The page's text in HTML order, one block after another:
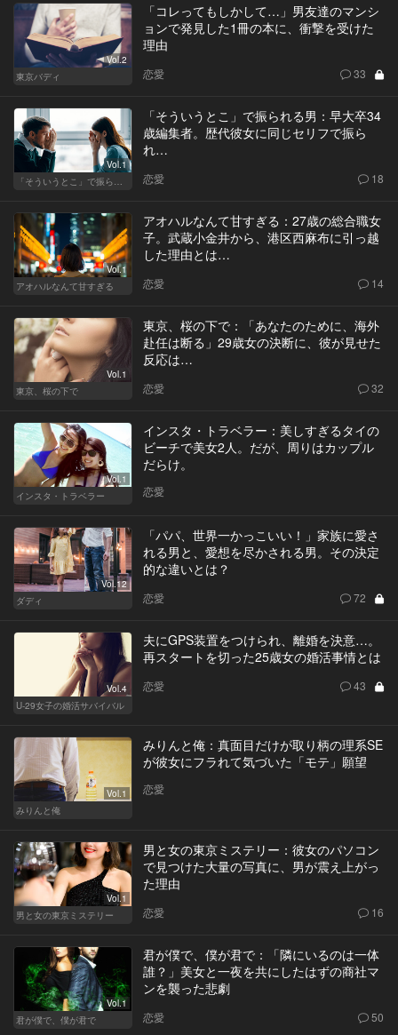
Vol.2
東京バディ
「コレってもしかして…」男友達のマンシ
ョンで発見した1冊の本に、衝撃を受けた
理由
恋愛 33
Vol.1
「そういうとこ」で振られる男：早大卒34
歳編集者。歴代彼女に同じセリフで振ら
れ…
恋愛 18
Vol.1
アオハルなんて甘すぎる
アオハルなんて甘すぎる：27歳の総合職女
子。武蔵小金井から、港区西麻布に引っ越
した理由とは…
恋愛 14
Vol.1
東京、桜の下で
東京、桜の下で：「あなたのために、海外
赴任は断る」29歳女の決断に、彼が見せた
反応は…
恋愛 32
Vol.1
インスタ・トラベラー
インスタ・トラベラー：美しすぎるタイの
ビーチで美女2人。だが、周りはカップル
だらけ。
恋愛
Vol.12
ダディ
「パパ、世界一かっこいい！」家族に愛さ
れる男と、愛想を尽かされる男。その決定
的な違いとは？
恋愛 72
Vol.4
U-29女子の婚活サバイバル
夫にGPS装置をつけられ、離婚を決意…。
再スタートを切った25歳女の婚活事情とは
恋愛 43
Vol.1
みりんと俺
みりんと俺：真面目だけが取り柄の理系SE
が彼女にフラれて気づいた「モテ」願望
恋愛
Vol.1
男と女の東京ミステリー
男と女の東京ミステリー：彼女のパソコン
で見つけた大量の写真に、男が震え上がっ
た理由
恋愛 16
Vol.1
君が僕で、僕が君で
君が僕で、僕が君で：「隣にいるのは一体
誰？」美女と一夜を共にしたはずの商社マ
ンを襲った悲劇
恋愛 50